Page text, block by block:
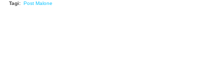
Tagi: Post Malone